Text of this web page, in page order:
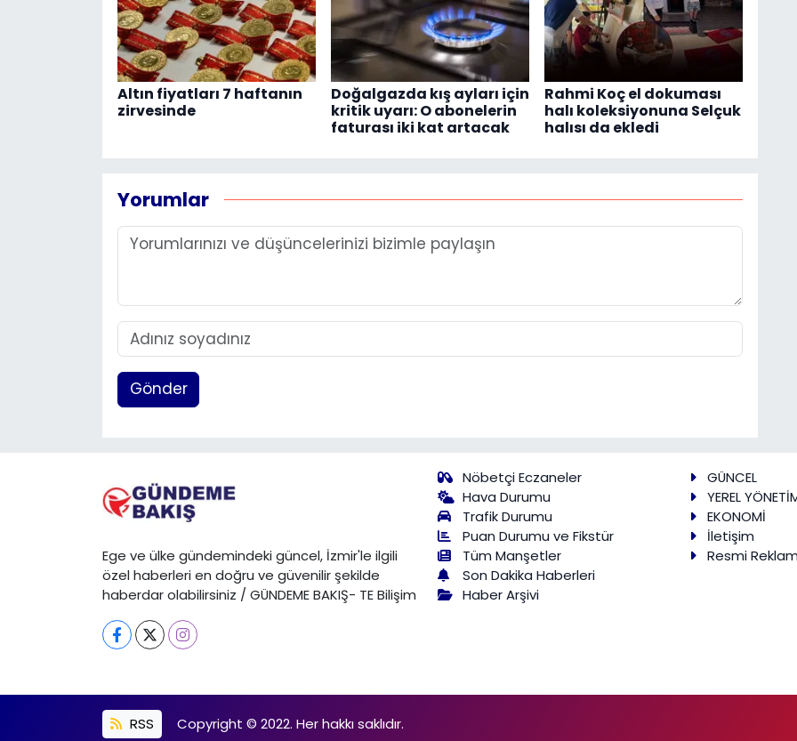
Altın fiyatları 7 haftanın
zirvesinde
Doğalgazda kış ayları için
kritik uyarı: O abonelerin
faturası iki kat artacak
Rahmi Koç el dokuması
halı koleksiyonuna Selçuk
halısı da ekledi
Yorumlar
Gönder
Ege ve ülke gündemindeki güncel, İzmir'le ilgili
özel haberleri en doğru ve güvenilir şekilde
haberdar olabilirsiniz / GÜNDEME BAKIŞ- TE Bilişim
Nöbetçi Eczaneler
Hava Durumu
Trafik Durumu
Puan Durumu ve Fikstür
Tüm Manşetler
Son Dakika Haberleri
Haber Arşivi
GÜNCEL
YEREL
EKONOMİ
İletişim
Resmi Reklam
RSS Copyright © 2022. Her hakkı saklıdır.